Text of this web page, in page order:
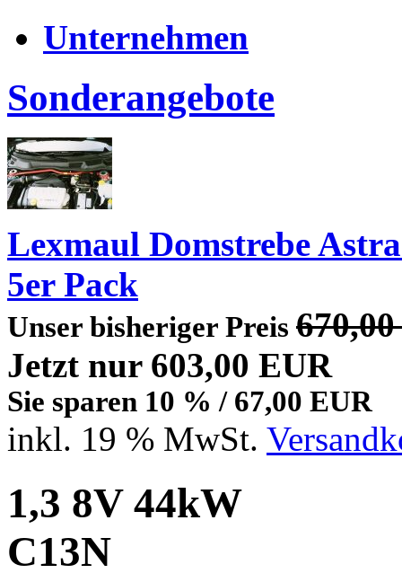
Unternehmen
Sonderangebote
Lexmaul Domstrebe
5er Pack
Unser bisheriger Preis
Jetzt nur 603,00 EUR
Sie sparen 10 % / 67,00 EUR
inkl. 19 % MwSt.
1,3 8V 44kW
C13N